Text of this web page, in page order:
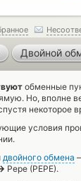
Двойной
обменные
Но, вполне
некоторое
условия
двойного обмена
Pepe (PEPE).